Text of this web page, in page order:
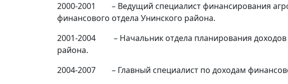
2000-2001 – Ведущий специалист финансирования
финансового отдела Унинского района.
2001-2004 – Начальник отдела планирования доходов
района.
2004-2007 – Главный специалист по доходам